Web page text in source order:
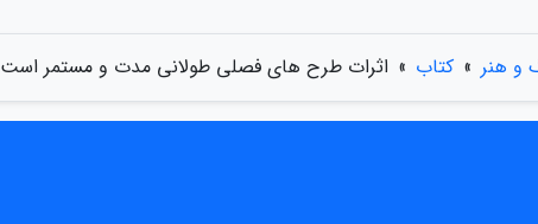
و هنر » کتاب » اثرات طرح های فصلی طولانی مدت و مستمر است